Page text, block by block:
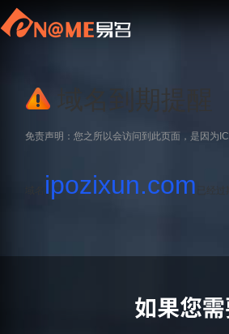
域名到期提醒
免责声明：您之所以会访问到此页面，是因为
ipozixun.com 已经